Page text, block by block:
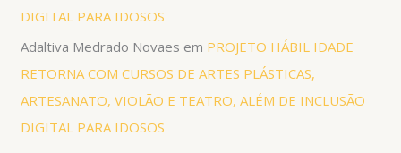
DIGITAL PARA IDOSOS
Adaltiva Medrado Novaes em PROJETO HÁBIL IDADE
RETORNA COM CURSOS DE ARTES PLÁSTICAS,
ARTESANATO, VIOLÃO E TEATRO, ALÉM DE INCLUSÃO
DIGITAL PARA IDOSOS